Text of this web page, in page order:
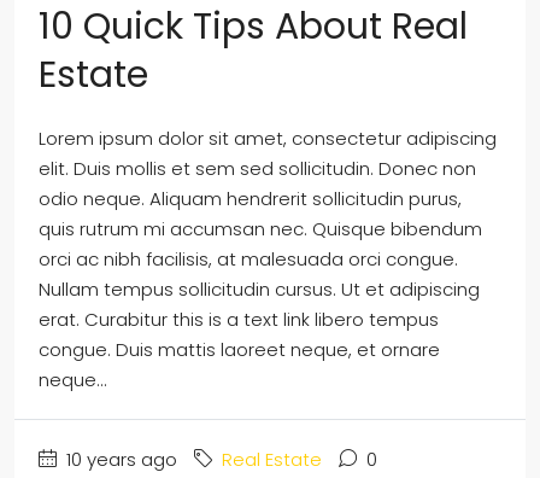
10 Quick Tips About Real
Estate
Lorem ipsum dolor sit amet, consectetur adipiscing
elit. Duis mollis et sem sed sollicitudin. Donec non
odio neque. Aliquam hendrerit sollicitudin purus,
quis rutrum mi accumsan nec. Quisque bibendum
orci ac nibh facilisis, at malesuada orci congue.
Nullam tempus sollicitudin cursus. Ut et adipiscing
erat. Curabitur this is a text link libero tempus
congue. Duis mattis laoreet neque, et ornare
neque...
10 years ago Real Estate 0